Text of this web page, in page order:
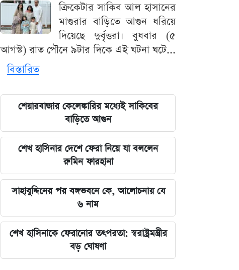
ক্রিকেটার সাকিব আল হাসানের
মাগুরার বাড়িতে আগুন ধরিয়ে
দিয়েছে দুর্বৃত্তরা। বুধবার (৫
আগস্ট) রাত পৌনে ৯টার দিকে এই ঘটনা ঘটে...
বিস্তারিত
শেয়ারবাজার কেলেঙ্কারির মধ্যেই সাকিবের
বাড়িতে আগুন
শেখ হাসিনার দেশে ফেরা নিয়ে যা বললেন
রুমিন ফারহানা
সাহাবুদ্দিনের পর বঙ্গভবনে কে, আলোচনায় যে
৬ নাম
শেখ হাসিনাকে ফেরানোর তৎপরতা: স্বরাষ্ট্রমন্ত্রীর
বড় ঘোষণা